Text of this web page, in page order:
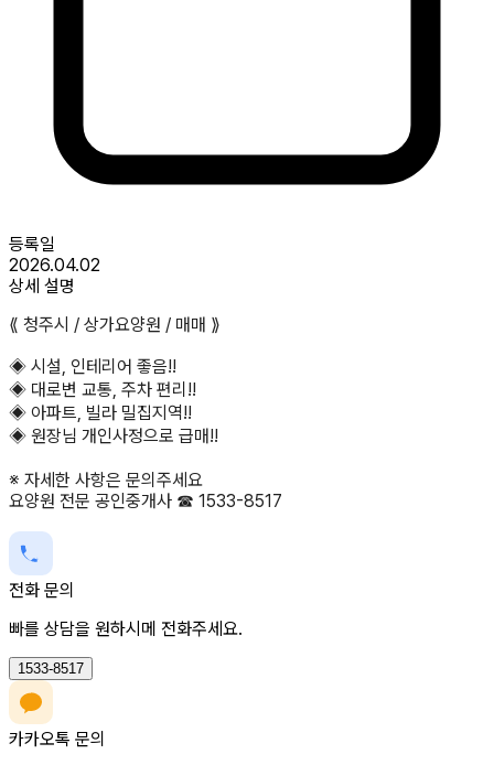
등록일
2026.04.02
상세 설명
⟪ 청주시 / 상가요양원 / 매매 ⟫
◈ 시설, 인테리어 좋음!!
◈ 대로변 교통, 주차 편리!!
◈ 아파트, 빌라 밀집지역!!
◈ 원장님 개인사정으로 급매!!
※ 자세한 사항은 문의주세요
요양원 전문 공인중개사 ☎ 1533-8517
전화 문의
빠를 상담을 원하시메 전화주세요.
1533-8517
카카오톡 문의